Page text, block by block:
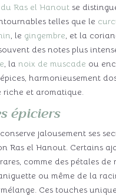
Ras el Hanoutse
telles que le
, le gingembre, et la
des notes plus
, la noix de muscade ou
harmonieusement
riche et aromatique.
épiciers
jalousement ses
Ras el Hanout. Certains
comme des pétales de
ou même de la
Ces touches